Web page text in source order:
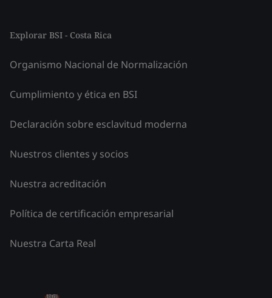
Explorar BSI - Costa Rica
Organismo Nacional de Normalización
Cumplimiento y ética en BSI
Declaración sobre esclavitud moderna
Nuestros clientes y socios
Nuestra acreditación
Política de certificación empresarial
Nuestra Carta Real